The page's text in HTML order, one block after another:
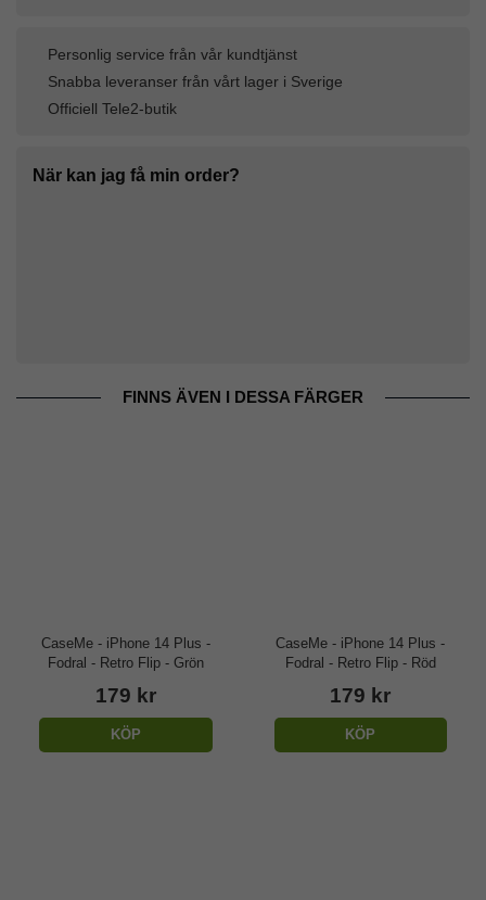
Personlig service från vår kundtjänst
Snabba leveranser från vårt lager i Sverige
Officiell Tele2-butik
När kan jag få min order?
FINNS ÄVEN I DESSA FÄRGER
CaseMe - iPhone 14 Plus -
Fodral - Retro Flip - Grön
179 kr
KÖP
CaseMe - iPhone 14 Plus -
Fodral - Retro Flip - Röd
179 kr
KÖP